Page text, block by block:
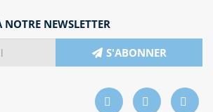
NEWSLETTER
S'ABONNER